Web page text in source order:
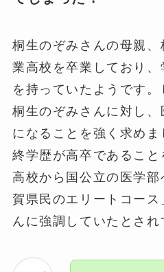
桐生のぞみさんの母親
業高校を卒業しており
を持っていたようです
桐生のぞみさんに対し
になることを強く求め
終学歴が高卒であるこ
高校から国公立の医学
賀県民のエリートコース
んに強調していたとされ